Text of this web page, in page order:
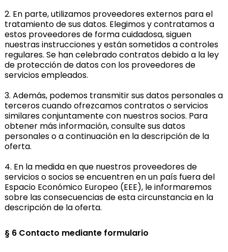
2. En parte, utilizamos proveedores externos para el
tratamiento de sus datos. Elegimos y contratamos a
estos proveedores de forma cuidadosa, siguen
nuestras instrucciones y están sometidos a controles
regulares. Se han celebrado contratos debido a la ley
de protección de datos con los proveedores de
servicios empleados.
3. Además, podemos transmitir sus datos personales a
terceros cuando ofrezcamos contratos o servicios
similares conjuntamente con nuestros socios. Para
obtener más información, consulte sus datos
personales o a continuación en la descripción de la
oferta.
4. En la medida en que nuestros proveedores de
servicios o socios se encuentren en un país fuera del
Espacio Económico Europeo (EEE), le informaremos
sobre las consecuencias de esta circunstancia en la
descripción de la oferta.
§ 6 Contacto mediante formulario